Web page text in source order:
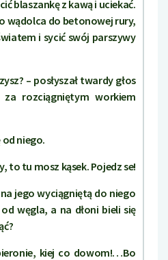
blaszankę z kawą i uciekać.
wądolca do betonowej rury,
i sycić swój parszywy
– posłyszał twardy głos
rozciągniętym workiem
niego.
tu mosz kąsek. Pojedz se!
jego wyciągniętą do niego
węgla, a na dłoni bieli się
kiej co dowom!…Bo